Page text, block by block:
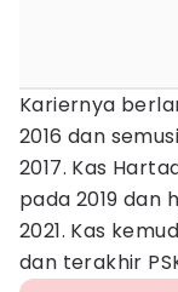
Kariernya
2016 dan
2017. Kas
pada 2019 dan
2021. Kas
dan terakhir